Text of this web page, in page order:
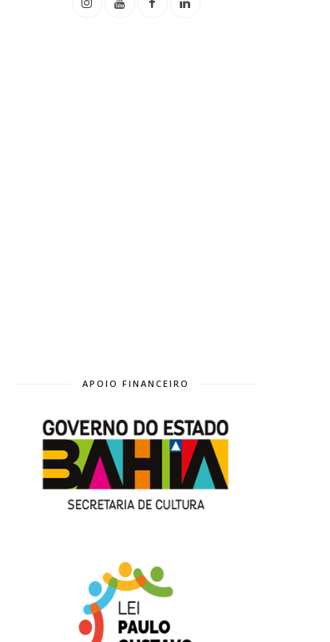
APOIO FINANCEIRO